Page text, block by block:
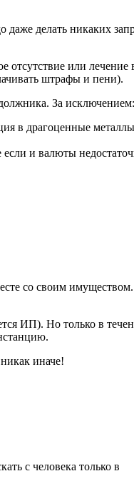
даже делать никаких
отсутствие или лечение
штрафы и пени).
За исключением:
в драгоценные
и валюты
со своим имуществом.
ИП). Но только в
иначе!
с человека только в